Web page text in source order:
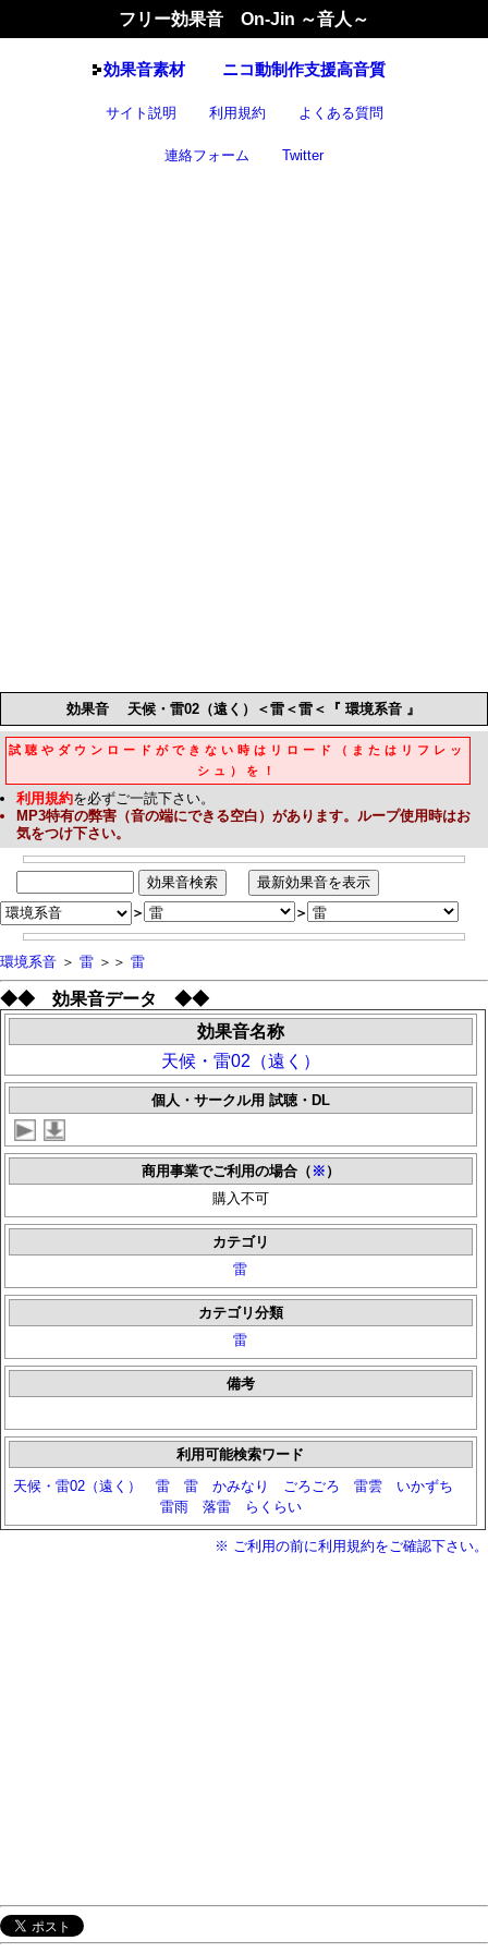
フリー効果音 On-Jin ～音人～
効果音素材 ニコ動制作支援高音質
サイト説明 利用規約 よくある質問
連絡フォーム Twitter
効果音 天候・雷02（遠く）＜雷＜雷＜『 環境系音 』
試聴やダウンロードができない時はリロード（またはリフレッ
シュ）を！
利用規約を必ずご一読下さい。
MP3特有の弊害（音の端にできる空白）があります。ループ使用時はお
気をつけ下さい。
＞ ＞
環境系音 ＞ 雷 ＞＞ 雷
◆◆ 効果音データ ◆◆
効果音名称
天候・雷02（遠く）
個人・サークル用 試聴・DL
商用事業でご利用の場合（ ※ ）
購入不可
カテゴリ
雷
カテゴリ分類
雷
備考
利用可能検索ワード
天候・雷02（遠く）
雷 雷 かみなり ごろごろ 雷雲
いかずち
雷雨
落雷 らくらい
※ ご利用の前に利用規約をご確認下さい。